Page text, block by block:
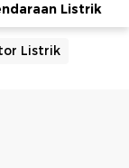
Listrik
Listrik